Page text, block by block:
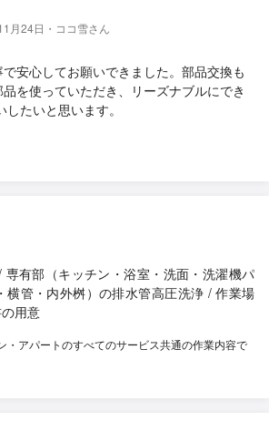
月24日・ココ雪さん
安心してお願いできました。部品交換も
を使っていただき、リーズナブルにでき
たいと思います。
有部（キッチン・浴室・洗面・洗濯機パ
横管・内外桝）の排水管高圧洗浄 / 作業場
用意
・アパートのすべてのサービス共通の作業内容で